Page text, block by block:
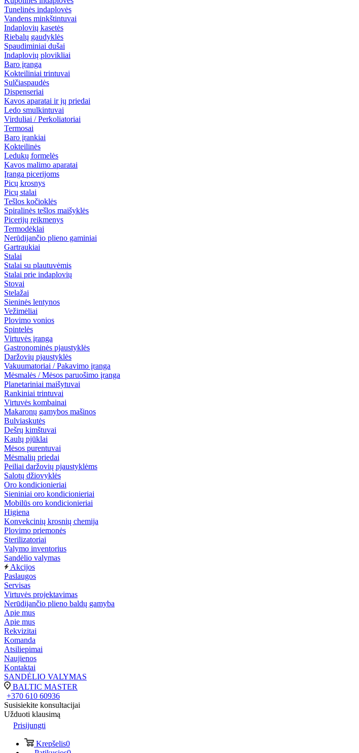
Tunelinės indaplovės
Vandens minkštintuvai
Indaplovių kasetės
Riebalų gaudyklės
Spaudiminiai dušai
Indaplovių plovikliai
Baro įranga
Kokteiliniai trintuvai
Sulčiaspaudės
Dispenseriai
Kavos aparatai ir jų priedai
Ledo smulkintuvai
Virduliai / Perkoliatoriai
Termosai
Baro įrankiai
Kokteilinės
Ledukų formelės
Kavos malimo aparatai
Įranga picerijoms
Picų krosnys
Picų stalai
Tešlos kočioklės
Spiralinės tešlos maišyklės
Picerijų reikmenys
Termodėklai
Nerūdijančio plieno gaminiai
Gartraukiai
Stalai
Stalai su plautuvėmis
Stalai prie indaplovių
Stovai
Stelažai
Sieninės lentynos
Vežimėliai
Plovimo vonios
Spintelės
Virtuvės įranga
Gastronominės pjaustyklės
Daržovių pjaustyklės
Vakuumatoriai / Pakavimo įranga
Mėsmalės / Mėsos paruošimo įranga
Planetariniai maišytuvai
Rankiniai trintuvai
Virtuvės kombainai
Makaronų gamybos mašinos
Bulviaskutės
Dešrų kimštuvai
Kaulų pjūklai
Mėsos purentuvai
Mėsmalių priedai
Peiliai daržovių pjaustyklėms
Salotų džiovyklės
Oro kondicionieriai
Sieniniai oro kondicionieriai
Mobilūs oro kondicionieriai
Higiena
Konvekcinių krosnių chemija
Plovimo priemonės
Sterilizatoriai
Valymo inventorius
Sandėlio valymas
Akcijos
Paslaugos
Servisas
Virtuvės projektavimas
Nerūdijančio plieno baldų gamyba
Apie mus
Apie mus
Rekvizitai
Komanda
Atsiliepimai
Naujienos
Kontaktai
SANDĖLIO VALYMAS
BALTIC MASTER
+370 610 60936
Susisiekite konsultacijai
Užduoti klausimą
Prisijungti
Krepšelis0